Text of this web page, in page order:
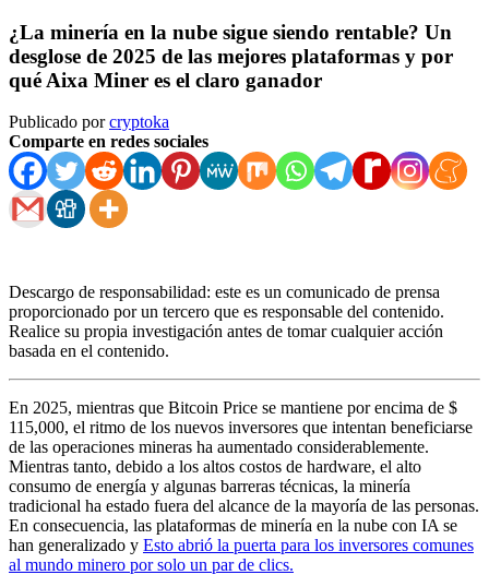
¿La minería en la nube sigue siendo rentable? Un
desglose de 2025 de las mejores plataformas y por
qué Aixa Miner es el claro ganador
Publicado porcryptoka
Comparte en redes sociales
Descargo de responsabilidad: este es un comunicado de prensa
proporcionado por un tercero que es responsable del contenido.
Realice su propia investigación antes de tomar cualquier acción
basada en el contenido.
En 2025, mientras que Bitcoin Price se mantiene por encima de $
115,000, el ritmo de los nuevos inversores que intentan beneficiarse
de las operaciones mineras ha aumentado considerablemente.
Mientras tanto, debido a los altos costos de hardware, el alto
consumo de energía y algunas barreras técnicas, la minería
tradicional ha estado fuera del alcance de la mayoría de las personas.
En consecuencia, las plataformas de minería en la nube con IA se
han generalizado y Esto abrió la puerta para los inversores comunes
al mundo minero por solo un par de clics.